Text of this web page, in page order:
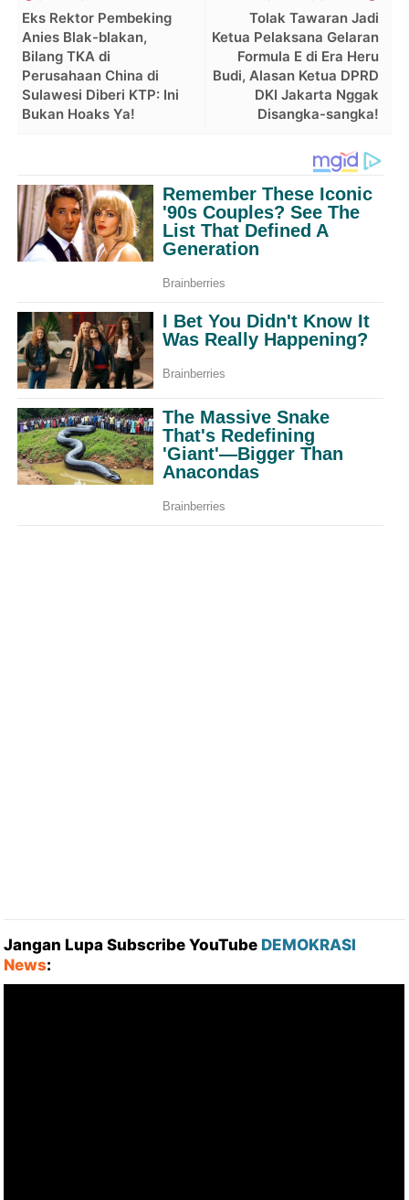
Tolak Tawaran Jadi
Ketua Pelaksana Gelaran
Formula E di Era Heru
Budi, Alasan Ketua DPRD
DKI Jakarta Nggak
Disangka-sangka!
Eks Rektor Pembeking
Anies Blak-blakan,
Bilang TKA di
Perusahaan China di
Sulawesi Diberi KTP: Ini
Bukan Hoaks Ya!
Jangan Lupa Subscribe YouTube DEMOKRASI
News: